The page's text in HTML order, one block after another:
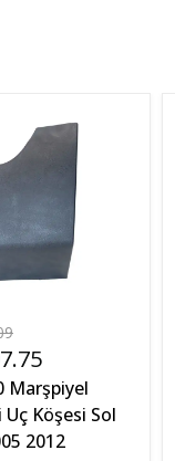
Marşpiyel
Köşesi Sol
2012